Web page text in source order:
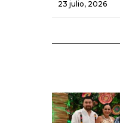
23 julio, 2026